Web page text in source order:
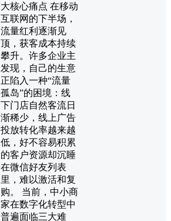
大核心痛点 在移动
互联网的下半场，
流量红利逐渐见
顶，获客成本持续
攀升。许多企业主
发现，自己的生意
正陷入一种“流量
孤岛”的困境：线
下门店自然客流日
渐稀少，线上广告
投放转化率越来越
低，好不容易积累
的客户资源却沉睡
在微信好友列表
里，难以激活和复
购。 当前，中小商
家在数字化转型中
普遍面临三大难